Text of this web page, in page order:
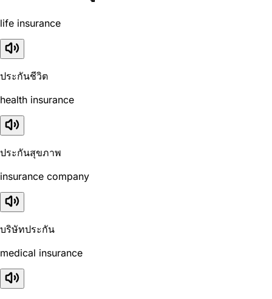
life insurance
ประกันชีวิต
health insurance
ประกันสุขภาพ
insurance company
บริษัทประกัน
medical insurance